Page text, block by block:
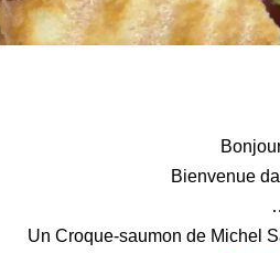
Bienvenue
Un Croque-saumon de Michel